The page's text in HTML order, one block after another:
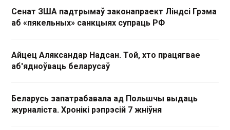
Сенат ЗША падтрымаў законапраект Ліндсі Грэма
аб «пякельных» санкцыях супраць РФ
Айцец Аляксандар Надсан. Той, хто працягвае
аб'ядноўваць беларусаў
Беларусь запатрабавала ад Польшчы выдаць
журналіста. Хронікі рэпрэсій 7 жніўня